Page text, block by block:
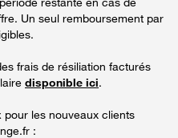
Un seul remboursement par
frais de résiliation facturés
disponible ici.
pour les nouveaux clients
: